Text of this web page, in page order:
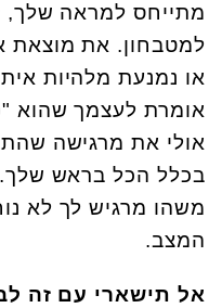
מתייחס למראה שלך,
למטבחון. את מוצאת
או נמנעת מלהיות
אומרת לעצמך שהוא
אולי את מרגישה
בכלל הכל בראש
משהו מרגיש לך לא
המצב.
אל תישארי עם זה